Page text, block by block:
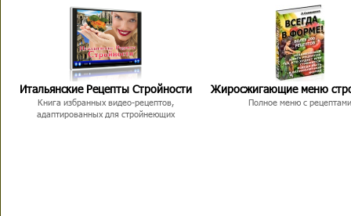
Итальянские Рецепты Стройности
Книга избранных видео-рецептов,
адаптированных для стройнеющих
Жиросжигающие меню
Полное меню с рецептами